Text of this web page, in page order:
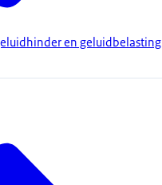
en geluidbelasting